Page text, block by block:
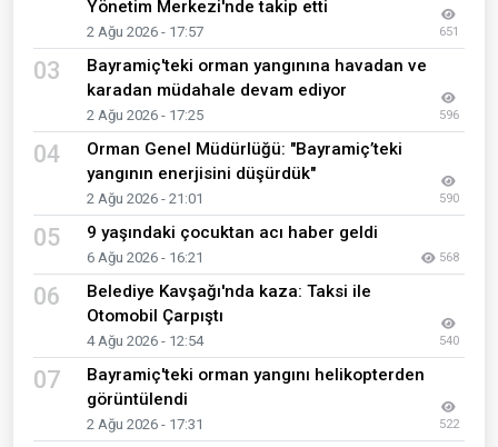
Yönetim Merkezi'nde takip etti
2 Ağu 2026 - 17:57 651
03
Bayramiç'teki orman yangınına havadan ve
karadan müdahale devam ediyor
2 Ağu 2026 - 17:25 596
04
Orman Genel Müdürlüğü: "Bayramiç’teki
yangının enerjisini düşürdük"
2 Ağu 2026 - 21:01 590
05 9 yaşındaki çocuktan acı haber geldi
6 Ağu 2026 - 16:21 568
06
Belediye Kavşağı'nda kaza: Taksi ile
Otomobil Çarpıştı
4 Ağu 2026 - 12:54 540
07
Bayramiç'teki orman yangını helikopterden
görüntülendi
2 Ağu 2026 - 17:31 522